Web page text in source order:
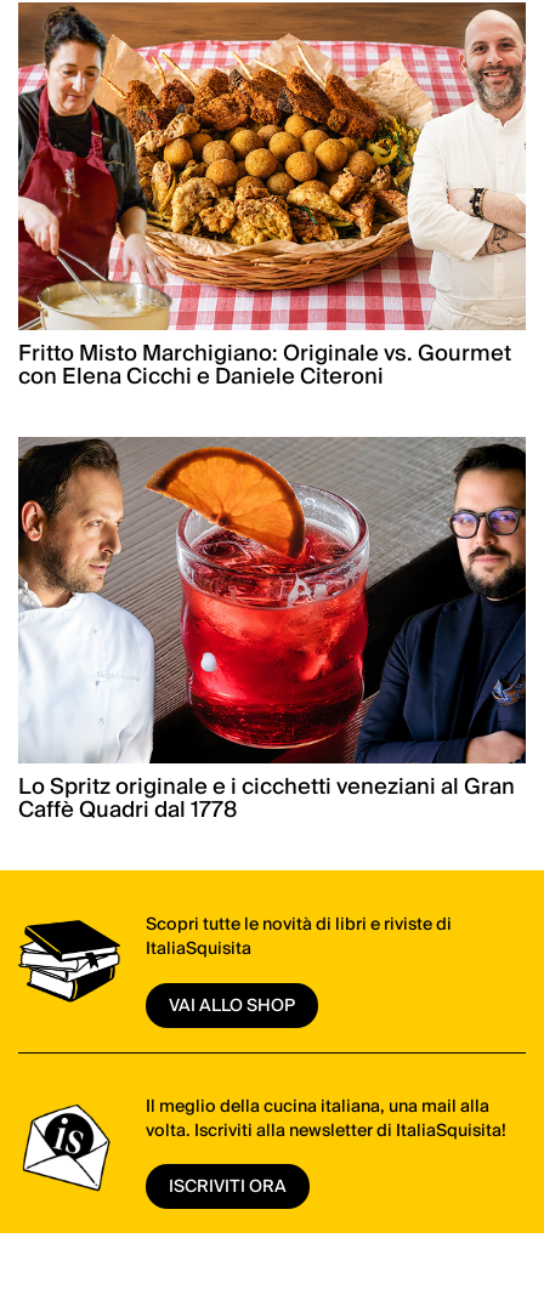
Fritto Misto Marchigiano: Originale vs. Gourmet
con Elena Cicchi e Daniele Citeroni
Lo Spritz originale e i cicchetti veneziani al Gran
Caffè Quadri dal 1778
Scopri tutte le novità di libri e riviste di
ItaliaSquisita
VAI ALLO SHOP
Il meglio della cucina italiana, una mail alla
volta. Iscriviti alla newsletter di ItaliaSquisita!
ISCRIVITI ORA